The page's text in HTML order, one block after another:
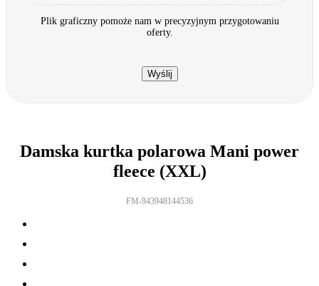
Plik graficzny pomoże nam w precyzyjnym przygotowaniu
oferty.
Wyślij
Damska kurtka polarowa Mani power
fleece (XXL)
FM-943948144536